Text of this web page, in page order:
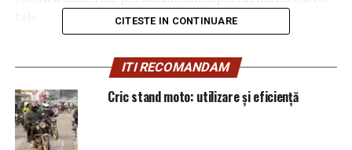
Avantajele achiziționării
farurilor moto noi:
• Autenticitate garantată – produse originale certificate
de producători
CITESTE IN CONTINUARE
ITI RECOMANDAM
Cric stand moto: utilizare și eficiență